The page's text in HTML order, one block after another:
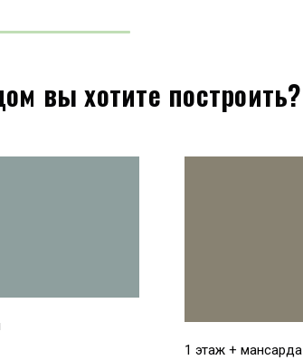
вы хотите построить?
1 этаж + мансарда